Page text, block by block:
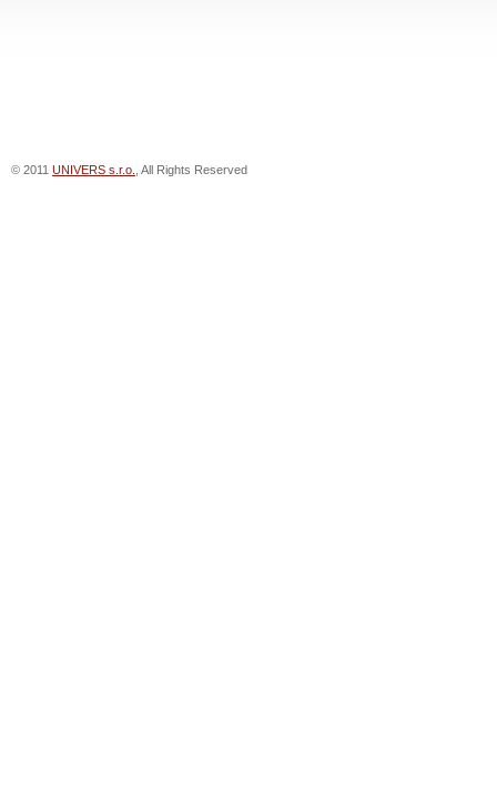
© 2011 UNIVERS s.r.o. , All Rights Reserved